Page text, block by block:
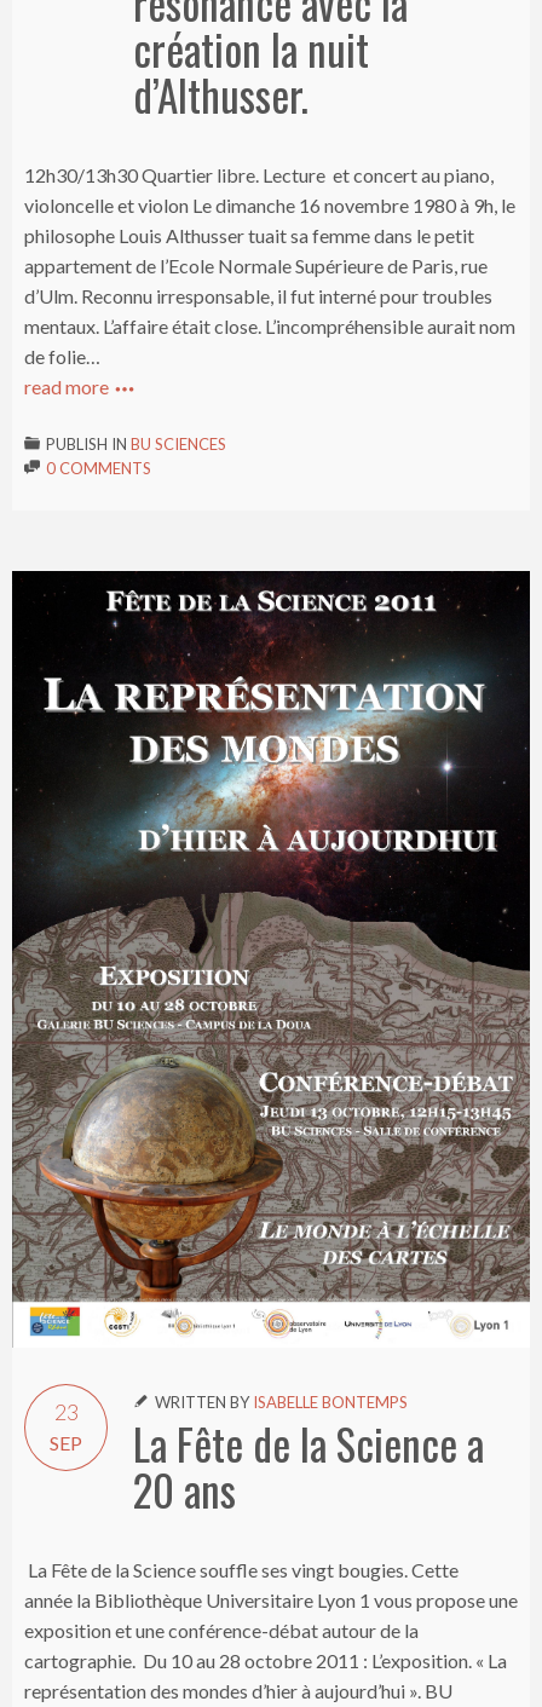
création la nuit
d’Althusser.
12h30/13h30 Quartier libre. Lecture et concert au piano,
violoncelle et violon Le dimanche 16 novembre 1980 à 9h, le
philosophe Louis Althusser tuait sa femme dans le petit
appartement de l’Ecole Normale Supérieure de Paris, rue
d’Ulm. Reconnu irresponsable, il fut interné pour troubles
mentaux. L’affaire était close. L’incompréhensible aurait nom
de folie…
read more 
 PUBLISH IN BU SCIENCES
 0 COMMENTS
23
SEP
 WRITTEN BYISABELLE BONTEMPS
La Fête de la Science a
20 ans
La Fête de la Science souffle ses vingt bougies. Cette
année la Bibliothèque Universitaire Lyon 1 vous propose une
exposition et une conférence-débat autour de la
cartographie. Du 10 au 28 octobre 2011 : L’exposition. « La
représentation des mondes d’hier à aujourd’hui ». BU